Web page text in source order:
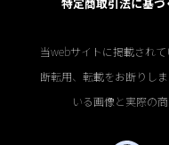
特定商取引法に基づ
当webサイトに掲載され
断転用、転載をお断りし
いる画像と実際の